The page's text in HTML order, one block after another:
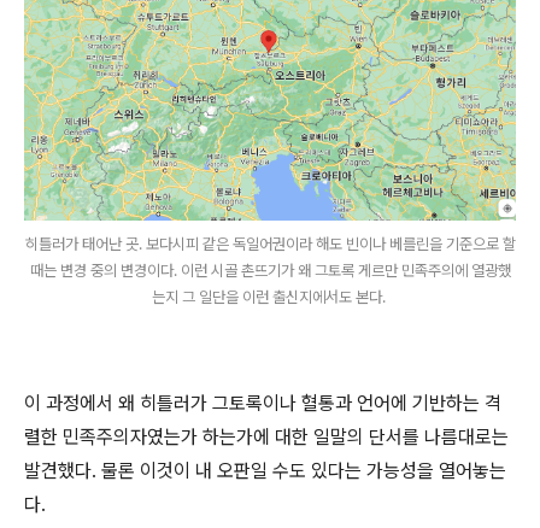
히틀러가 태어난 곳. 보다시피 같은 독일어권이라 해도 빈이나 베를린을 기준으로 할
때는 변경 중의 변경이다. 이런 시골 촌뜨기가 왜 그토록 게르만 민족주의에 열광했
는지 그 일단을 이런 출신지에서도 본다.
이 과정에서 왜 히틀러가 그토록이나 혈통과 언어에 기반하는 격
렬한 민족주의자였는가 하는가에 대한 일말의 단서를 나름대로는
발견했다. 물론 이것이 내 오판일 수도 있다는 가능성을 열어놓는
다.